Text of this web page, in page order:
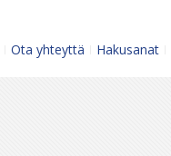
Ota yhteyttä Hakusanat